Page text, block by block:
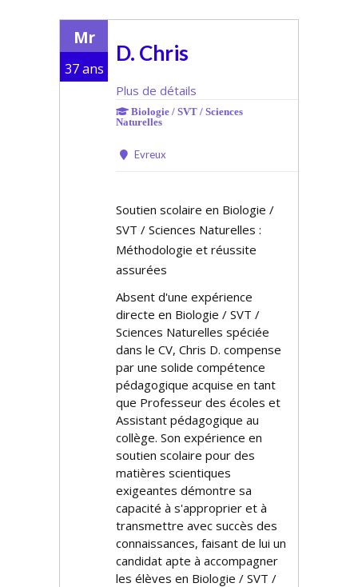
Mr
37 ans
D. Chris
Plus de détails
Biologie / SVT / Sciences
Naturelles
Evreux
Soutien scolaire en Biologie /
SVT / Sciences Naturelles :
Méthodologie et réussite
assurées
Absent d'une expérience
directe en Biologie / SVT /
Sciences Naturelles spécifiée
dans le CV, Chris D. compense
par une solide compétence
pédagogique acquise en tant
que Professeur des écoles et
Assistant pédagogique au
collège. Son expérience en
soutien scolaire pour des
matières scientifiques
exigeantes démontre sa
capacité à s'approprier et à
transmettre avec succès des
connaissances, faisant de lui un
candidat apte à accompagner
les élèves en Biologie / SVT /